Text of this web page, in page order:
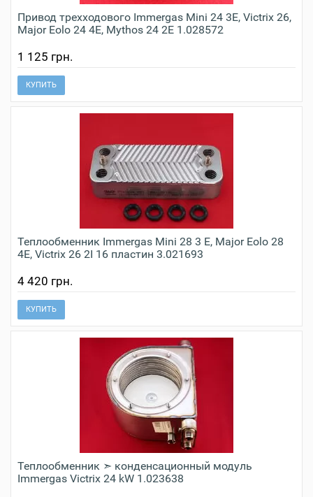
Привод трехходового Immergas Mini 24 3Е, Victrix 26,
Major Eolo 24 4E, Mythos 24 2Е 1.028572
1 125 грн.
КУПИТЬ
Теплообменник Immergas Mini 28 3 Е, Major Eolo 28
4E, Victrix 26 2I 16 пластин 3.021693
4 420 грн.
КУПИТЬ
Теплообменник ➣ конденсационный модуль
Immergas Victrix 24 kW 1.023638